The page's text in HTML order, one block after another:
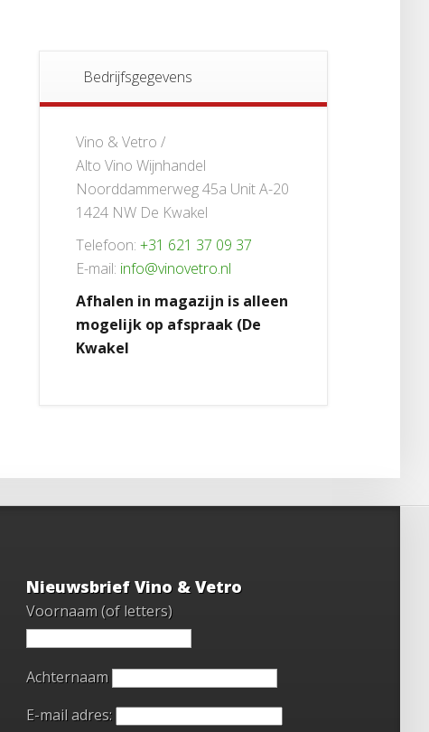
Bedrijfsgegevens
Vino & Vetro /
Alto Vino Wijnhandel
Noorddammerweg 45a Unit A-20
1424 NW De Kwakel
Telefoon: +31 621 37 09 37
E-mail: info@vinovetro.nl
Afhalen in magazijn is alleen
mogelijk op afspraak (De
Kwakel
Nieuwsbrief Vino & Vetro
Voornaam (of letters)
Achternaam
E-mail adres: